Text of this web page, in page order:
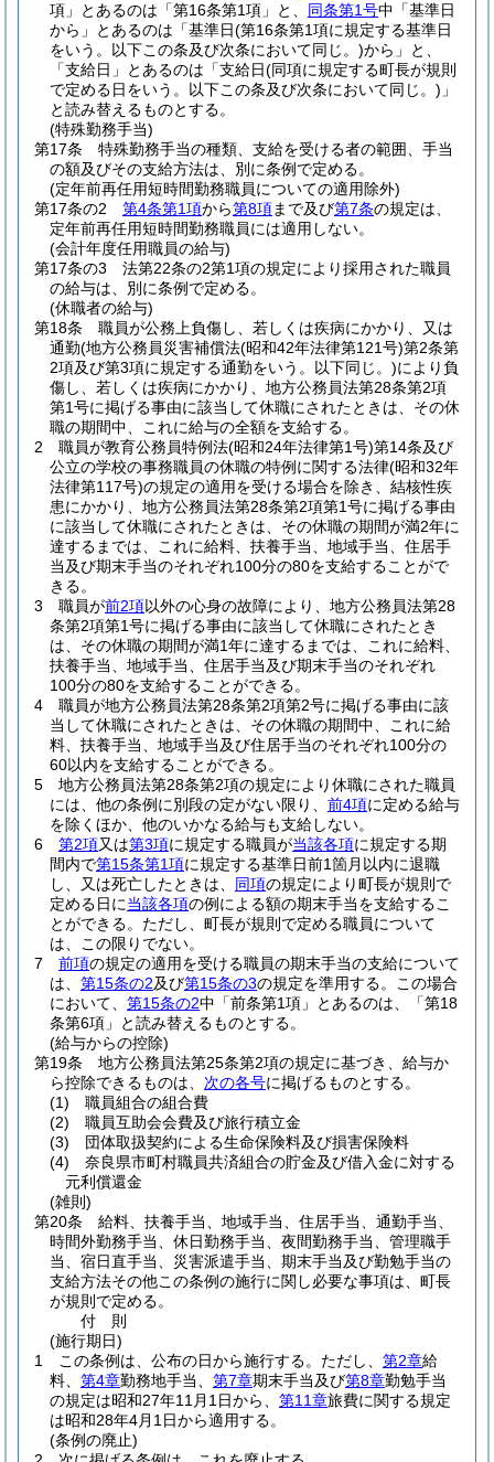
項」とあるのは「第16条第1項」と、 同条第1号中「基準日
から」とあるのは「基準日(第16条第1項に規定する基準日
をいう。以下この条及び次条において同じ。)から」と、
「支給日」とあるのは「支給日(同項に規定する町長が規則
で定める日をいう。以下この条及び次条において同じ。) 」
と読み替えるものとする。
(特殊勤務手当)
第17条
特殊勤務手当の種類、支給を受ける者の範囲、手当
の額及びその支給方法は、別に条例で定める。
(定年前再任用短時間勤務職員についての適用除外)
第17条の2
第4条第1項から第8項まで及び第7条の規定は、
定年前再任用短時間勤務職員には適用しない。
(会計年度任用職員の給与)
第17条の3
法第22条の2第1項の規定により採用された職員
の給与は、別に条例で定める。
(休職者の給与)
第18条
職員が公務上負傷し、若しくは疾病にかかり、又は
通勤(地方公務員災害補償法(昭和42年法律第121号)第2条第
2項及び第3項に規定する通勤をいう。以下同じ。)により負
傷し、若しくは疾病にかかり、地方公務員法第28条第2項
第1号に掲げる事由に該当して休職にされたときは、その休
職の期間中、これに給与の全額を支給する。
2
職員が教育公務員特例法(昭和24年法律第1号)第14条及び
公立の学校の事務職員の休職の特例に関する法律(昭和32年
法律第117号)の規定の適用を受ける場合を除き、結核性疾
患にかかり、地方公務員法第28条第2項第1号に掲げる事由
に該当して休職にされたときは、その休職の期間が満2年に
達するまでは、これに給料、扶養手当、地域手当、住居手
当及び期末手当のそれぞれ100分の80を支給することがで
きる。
3
職員が前2項以外の心身の故障により、地方公務員法第28
条第2項第1号に掲げる事由に該当して休職にされたとき
は、その休職の期間が満1年に達するまでは、これに給料、
扶養手当、地域手当、住居手当及び期末手当のそれぞれ
100分の80を支給することができる。
4
職員が地方公務員法第28条第2項第2号に掲げる事由に該
当して休職にされたときは、その休職の期間中、これに給
料、扶養手当、地域手当及び住居手当のそれぞれ100分の
60以内を支給することができる。
5
地方公務員法第28条第2項の規定により休職にされた職員
には、他の条例に別段の定がない限り、 前4項に定める給与
を除くほか、他のいかなる給与も支給しない。
6
第2項又は第3項に規定する職員が当該各項に規定する期
間内で第15条第1項に規定する基準日前1箇月以内に退職
し、又は死亡したときは、 同項の規定により町長が規則で
定める日に当該各項の例による額の期末手当を支給するこ
とができる。 ただし、町長が規則で定める職員について
は、この限りでない。
7
前項の規定の適用を受ける職員の期末手当の支給について
は、 第15条の2及び第15条の3の規定を準用する。
この場合
において、 第15条の2中「前条第1項」とあるのは、「第18
条第6項」と読み替えるものとする。
(給与からの控除)
第19条
地方公務員法第25条第2項の規定に基づき、給与か
ら控除できるものは、 次の各号に掲げるものとする。
(1)
職員組合の組合費
(2)
職員互助会会費及び旅行積立金
(3)
団体取扱契約による生命保険料及び損害保険料
(4)
奈良県市町村職員共済組合の貯金及び借入金に対する
元利償還金
(雑則)
第20条
給料、扶養手当、地域手当、住居手当、通勤手当、
時間外勤務手当、休日勤務手当、夜間勤務手当、管理職手
当、宿日直手当、災害派遣手当、期末手当及び勤勉手当の
支給方法その他この条例の施行に関し必要な事項は、町長
が規則で定める。
付 則
(施行期日)
1
この条例は、公布の日から施行する。 ただし、 第2章給
料、 第4章勤務地手当、 第7章期末手当及び第8章勤勉手当
の規定は昭和27年11月1日から、 第11章旅費に関する規定
は昭和28年4月1日から適用する。
(条例の廃止)